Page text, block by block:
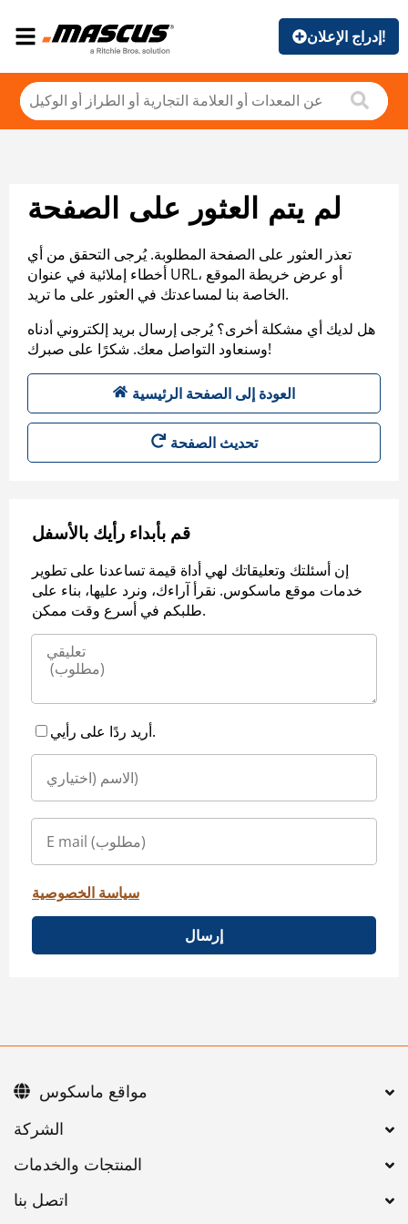
إدراج الإعلان!
لم يتم العثور على الصفحة
تعذر العثور على الصفحة المطلوبة. يُرجى التحقق من أي
أخطاء إملائية في عنوان URL، أو عرض خريطة الموقع
الخاصة بنا لمساعدتك في العثور على ما تريد.
هل لديك أي مشكلة أخرى؟ يُرجى إرسال بريد إلكتروني أدناه
وسنعاود التواصل معك. شكرًا على صبرك!
العودة إلى الصفحة الرئيسية
تحديث الصفحة
قم بأبداء رأيك بالأسفل
إن أسئلتك وتعليقاتك لهي أداة قيمة تساعدنا على تطوير
خدمات موقع ماسكوس. نقرأ آراءك، ونرد عليها، بناء على
طلبكم في أسرع وقت ممكن.
أريد ردًا على رأيي.
سياسة الخصوصية
إرسال
اتصل بنا
مواقع ماسكوس